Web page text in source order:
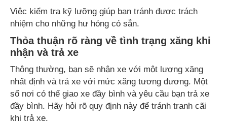
Việc kiểm tra kỹ lưỡng giúp bạn tránh được trách
nhiệm cho những hư hỏng có sẵn.
Thỏa thuận rõ ràng về tình trạng xăng khi
nhận và trả xe
Thông thường, bạn sẽ nhận xe với một lượng xăng
nhất định và trả xe với mức xăng tương đương. Một
số nơi có thể giao xe đầy bình và yêu cầu bạn trả xe
đầy bình. Hãy hỏi rõ quy định này để tránh tranh cãi
khi trả xe.